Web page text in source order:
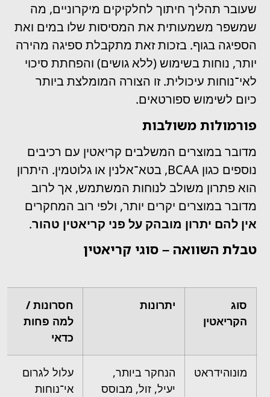
שעובר תהליך חיתוך לחלקיקים מיקרוניים, מה
שמשפר משמעותית את המסיסות שלו במים ואת
הספיגה בגוף. בזכות זאת מתקבלת ספיגה מהירה
יותר, נוחות בשימוש (ללא גושים) והפחתת סיכוי
לאי־נוחות עיכולית. זו הצורה המומלצת ביותר
כיום לשימוש ספורטאים.
פורמולות משולבות
מדובר במוצרים המשלבים קריאטין עם רכיבים
נוספים כגון BCAA, בטא־אלנין או גלוטמין. היתרון
הוא פתרון משולב לנוחות המשתמש, אך לרוב
מדובר במוצרים יקרים יותר, ולפי רוב המחקרים
אין להם יתרון מובהק על פני קריאטין טהור.
טבלת השוואה – סוגי קריאטין
סוג
הקריאטין
יתרונות
חסרונות /
למה פחות
כדאי
מונוהידראט
הנחקר ביותר,
יעיל, זול, מבוסס
עלול לגרום
אי־נוחות